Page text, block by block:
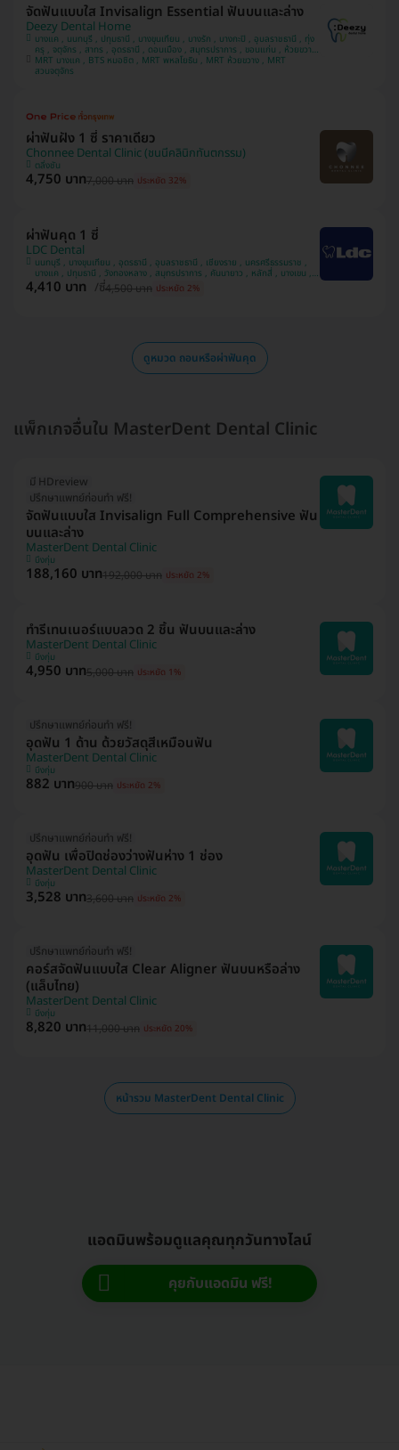
จัดฟันแบบใส Invisalign Essential ฟันบนและล่าง
Deezy Dental Home
บางแค , นนทบุรี , ปทุมธานี , บางขุนเทียน , บางรัก , บางกะปิ , อุบลราชธานี , ทุ่ง
ครุ , จตุจักร , สาทร , อุดรธานี , ดอนเมือง , สมุทรปราการ , ขอนแก่น , ห้วยขวาง
, วังทองหลาง , มีนบุรี
MRT บางแค , BTS หมอชิต , MRT พหลโยธิน , MRT ห้วยขวาง , MRT
สวนจตุจักร
ผ่าฟันฝัง 1 ซี่ ราคาเดียว
Chonnee Dental Clinic (ชนนีคลินิกทันตกรรม)
ตลิ่งชัน
4,750 บาท7,000 บาท ประหยัด 32%
ผ่าฟันคุด 1 ซี่
LDC Dental
นนทบุรี , บางขุนเทียน , อุดรธานี , อุบลราชธานี , เชียงราย , นครศรีธรรมราช ,
บางแค , ปทุมธานี , วังทองหลาง , สมุทรปราการ , คันนายาว , หลักสี่ , บางเขน ,
สวนหลวง , มีนบุรี , นครพนม , ทวีวัฒนา
4,410 บาท /ซี่4,500 บาท ประหยัด 2%
ดูหมวด ถอนหรือผ่าฟันคุด
แพ็กเกจอื่นใน MasterDent Dental Clinic
มี HDreview
ปรึกษาแพทย์ก่อนทำ ฟรี!
จัดฟันแบบใส Invisalign Full Comprehensive ฟัน
บนและล่าง
MasterDent Dental Clinic
บึงกุ่ม
188,160 บาท192,000 บาท ประหยัด 2%
ทำรีเทนเนอร์แบบลวด 2 ชิ้น ฟันบนและล่าง
MasterDent Dental Clinic
บึงกุ่ม
4,950 บาท5,000 บาท ประหยัด 1%
ปรึกษาแพทย์ก่อนทำ ฟรี!
อุดฟัน 1 ด้าน ด้วยวัสดุสีเหมือนฟัน
MasterDent Dental Clinic
บึงกุ่ม
882 บาท900 บาท ประหยัด 2%
ปรึกษาแพทย์ก่อนทำ ฟรี!
อุดฟัน เพื่อปิดช่องว่างฟันห่าง 1 ช่อง
MasterDent Dental Clinic
บึงกุ่ม
3,528 บาท3,600 บาท ประหยัด 2%
ปรึกษาแพทย์ก่อนทำ ฟรี!
คอร์สจัดฟันแบบใส Clear Aligner ฟันบนหรือล่าง
(แล็บไทย)
MasterDent Dental Clinic
บึงกุ่ม
8,820 บาท11,000 บาท ประหยัด 20%
หน้ารวม MasterDent Dental Clinic
แอดมินพร้อมดูแลคุณทุกวันทางไลน์
คุยกับแอดมิน ฟรี!